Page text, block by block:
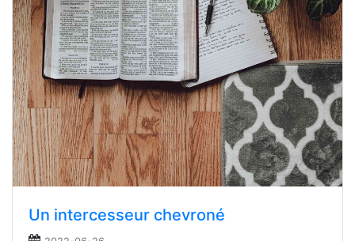
Un intercesseur chevroné